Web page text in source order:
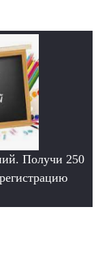
Получи 250